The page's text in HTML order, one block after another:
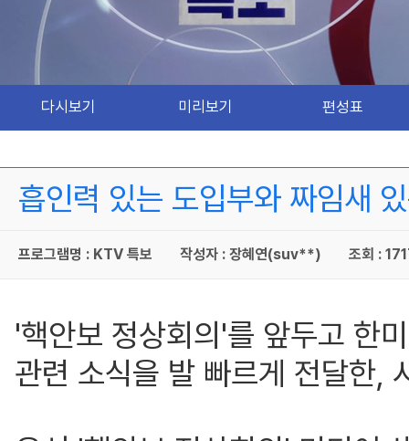
다시보기 미리보기 편성표
흡인력 있는 도입부와 짜임새
프로그램명 : KTV 특보 작성자 : 장혜연(suv**) 조회 :
'핵안보 정상회의'를 앞두고 한
관련 소식을 발 빠르게 전달한,